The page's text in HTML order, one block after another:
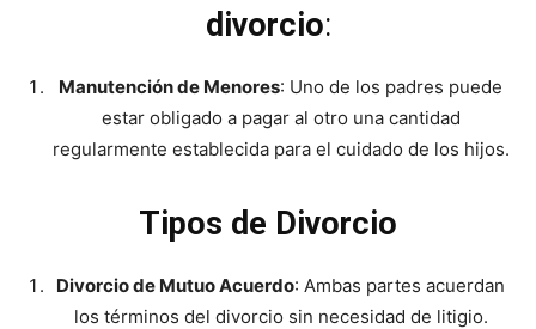
divorcio:
Manutención de Menores: Uno de los padres puede
estar obligado a pagar al otro una cantidad
regularmente establecida para el cuidado de los hijos.
Tipos de Divorcio
Divorcio de Mutuo Acuerdo: Ambas partes acuerdan
los términos del divorcio sin necesidad de litigio.